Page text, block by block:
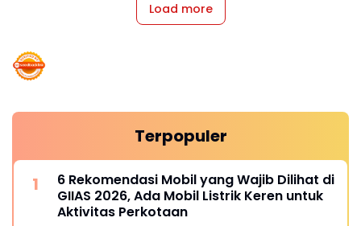
Load more
Terpopuler
6 Rekomendasi Mobil yang Wajib Dilihat di
GIIAS 2026, Ada Mobil Listrik Keren untuk
Aktivitas Perkotaan